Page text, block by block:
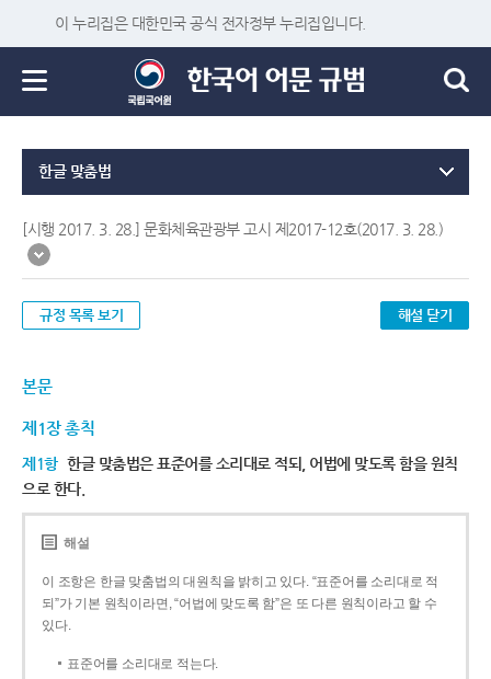
이 누리집은 대한민국 공식 전자정부 누리집입니다.
한글 맞춤법
[시행 2017. 3. 28.] 문화체육관광부 고시 제2017-12호(2017. 3. 28.)
규정 목록 보기 해설 닫기
본문
제1장 총칙
제1항 한글 맞춤법은 표준어를 소리대로 적되, 어법에 맞도록 함을 원칙
으로 한다.
해설
이 조항은 한글 맞춤법의 대원칙을 밝히고 있다. “표준어를 소리대로 적
되”가 기본 원칙이라면, “어법에 맞도록 함”은 또 다른 원칙이라고 할 수
있다.
표준어를 소리대로 적는다.